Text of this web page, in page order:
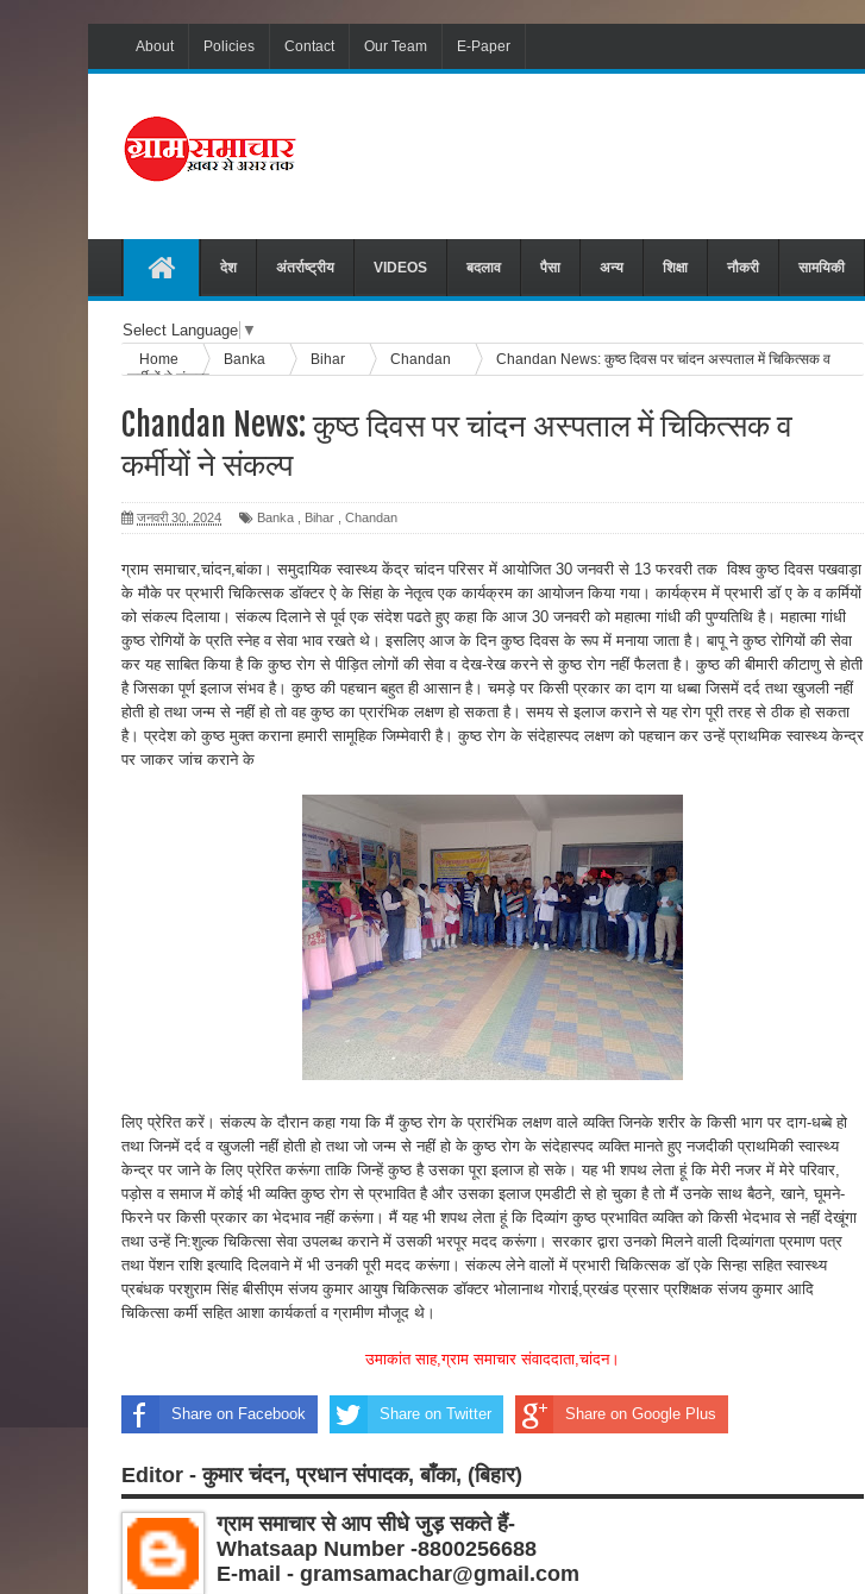
About Policies Contact Our Team E-Paper
देश अंतर्राष्ट्रीय VIDEOS बदलाव पैसा अन्य शिक्षा नौकरी सामयिकी
Select Language ▼
Home Banka Bihar Chandan
Chandan News: कुष्ठ दिवस पर चांदन अस्पताल में चिकित्सक व
कर्मीयों ने संकल्प
Chandan News: कुष्ठ दिवस पर चांदन अस्पताल में चिकित्सक व
कर्मीयों ने संकल्प
जनवरी 30, 2024 Banka Bihar Chandan
ग्राम समाचार,चांदन,बांका। समुदायिक स्वास्थ्य केंद्र चांदन परिसर में आयोजित 30 जनवरी से 13 फरवरी तक विश्व कुष्ठ दिवस पखवाड़ा
के मौके पर प्रभारी चिकित्सक डॉक्टर ऐ के सिंहा के नेतृत्व एक कार्यक्रम का आयोजन किया गया। कार्यक्रम में प्रभारी डॉ ए के व कर्मियों
को संकल्प दिलाया। संकल्प दिलाने से पूर्व एक संदेश पढते हुए कहा कि आज 30 जनवरी को महात्मा गांधी की पुण्यतिथि है। महात्मा गांधी
कुष्ठ रोगियों के प्रति स्नेह व सेवा भाव रखते थे। इसलिए आज के दिन कुष्ठ दिवस के रूप में मनाया जाता है। बापू ने कुष्ठ रोगियों की सेवा
कर यह साबित किया है कि कुष्ठ रोग से पीड़ित लोगों की सेवा व देख-रेख करने से कुष्ठ रोग नहीं फैलता है। कुष्ठ की बीमारी कीटाणु से होती
है जिसका पूर्ण इलाज संभव है। कुष्ठ की पहचान बहुत ही आसान है। चमड़े पर किसी प्रकार का दाग या धब्बा जिसमें दर्द तथा खुजली नहीं
होती हो तथा जन्म से नहीं हो तो वह कुष्ठ का प्रारंभिक लक्षण हो सकता है। समय से इलाज कराने से यह रोग पूरी तरह से ठीक हो सकता
है। प्रदेश को कुष्ठ मुक्त कराना हमारी सामूहिक जिम्मेवारी है। कुष्ठ रोग के संदेहास्पद लक्षण को पहचान कर उन्हें प्राथमिक स्वास्थ्य केन्द्र
पर जाकर जांच कराने के
लिए प्रेरित करें। संकल्प के दौरान कहा गया कि मैं कुष्ठ रोग के प्रारंभिक लक्षण वाले व्यक्ति जिनके शरीर के किसी भाग पर दाग-धब्बे हो
तथा जिनमें दर्द व खुजली नहीं होती हो तथा जो जन्म से नहीं हो के कुष्ठ रोग के संदेहास्पद व्यक्ति मानते हुए नजदीकी प्राथमिकी स्वास्थ्य
केन्द्र पर जाने के लिए प्रेरित करूंगा ताकि जिन्हें कुष्ठ है उसका पूरा इलाज हो सके। यह भी शपथ लेता हूं कि मेरी नजर में मेरे परिवार,
पड़ोस व समाज में कोई भी व्यक्ति कुष्ठ रोग से प्रभावित है और उसका इलाज एमडीटी से हो चुका है तो मैं उनके साथ बैठने, खाने, घूमने-
फिरने पर किसी प्रकार का भेदभाव नहीं करूंगा। मैं यह भी शपथ लेता हूं कि दिव्यांग कुष्ठ प्रभावित व्यक्ति को किसी भेदभाव से नहीं देखूंगा
तथा उन्हें नि:शुल्क चिकित्सा सेवा उपलब्ध कराने में उसकी भरपूर मदद करूंगा। सरकार द्वारा उनको मिलने वाली दिव्यांगता प्रमाण पत्र
तथा पेंशन राशि इत्यादि दिलवाने में भी उनकी पूरी मदद करूंगा। संकल्प लेने वालों में प्रभारी चिकित्सक डॉ एके सिन्हा सहित स्वास्थ्य
प्रबंधक परशुराम सिंह बीसीएम संजय कुमार आयुष चिकित्सक डॉक्टर भोलानाथ गोराई,प्रखंड प्रसार प्रशिक्षक संजय कुमार आदि
चिकित्सा कर्मी सहित आशा कार्यकर्ता व ग्रामीण मौजूद थे।
उमाकांत साह,ग्राम समाचार संवाददाता,चांदन।
Share on Facebook Share on Twitter Share on Google Plus
Editor - कुमार चंदन, प्रधान संपादक, बाँका, (बिहार)
ग्राम समाचार से आप सीधे जुड़ सकते हैं-
Whatsaap Number -8800256688
E-mail - gramsamachar@gmail.com